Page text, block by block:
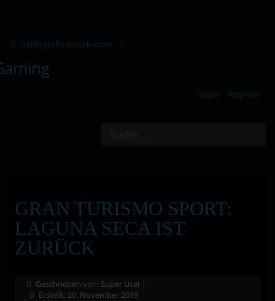
Schriftgröße zurücksetzen
Login Register
GRAN TURISMO SPORT:
LAGUNA SECA IST
ZURÜCK
Geschrieben von: Super User
Erstellt: 20. November 2019